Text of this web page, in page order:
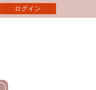
ログイン